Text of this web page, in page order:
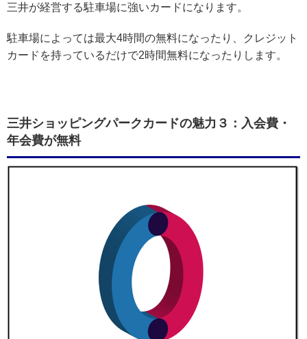
三井が経営する駐車場に強いカードになります。
駐車場によっては最大4時間の無料になったり、クレジット
カードを持っているだけで2時間無料になったりします。
三井ショッピングパークカードの魅力３：入会費・
年会費が無料